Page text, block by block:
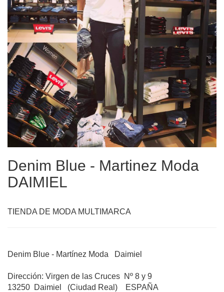
Denim Blue - Martinez Moda
DAIMIEL
TIENDA DE MODA MULTIMARCA
Denim Blue - Martínez Moda Daimiel
Dirección: Virgen de las Cruces Nº 8 y 9
13250 Daimiel (Ciudad Real) ESPAÑA